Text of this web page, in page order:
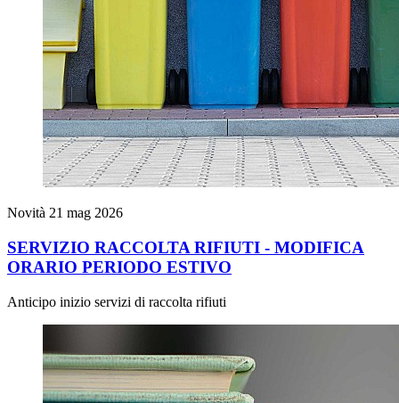
Novità 21 mag 2026
SERVIZIO RACCOLTA RIFIUTI - MODIFICA
ORARIO PERIODO ESTIVO
Anticipo inizio servizi di raccolta rifiuti